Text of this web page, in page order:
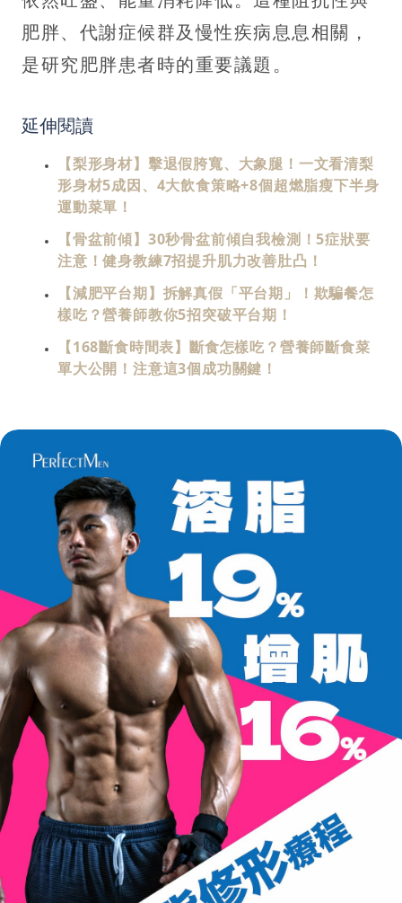
肥胖、代謝症候群及慢性疾病息息相關，
是研究肥胖患者時的重要議題。
延伸閱讀
【梨形身材】擊退假胯寬、大象腿！一文看清梨
形身材5成因、4大飲食策略+8個超燃脂瘦下半身
運動菜單！
【骨盆前傾】30秒骨盆前傾自我檢測！5症狀要
注意！健身教練7招提升肌力改善肚凸！
【減肥平台期】拆解真假「平台期」！欺騙餐怎
樣吃？營養師教你5招突破平台期！
【168斷食時間表】斷食怎樣吃？營養師斷食菜
單大公開！注意這3個成功關鍵！